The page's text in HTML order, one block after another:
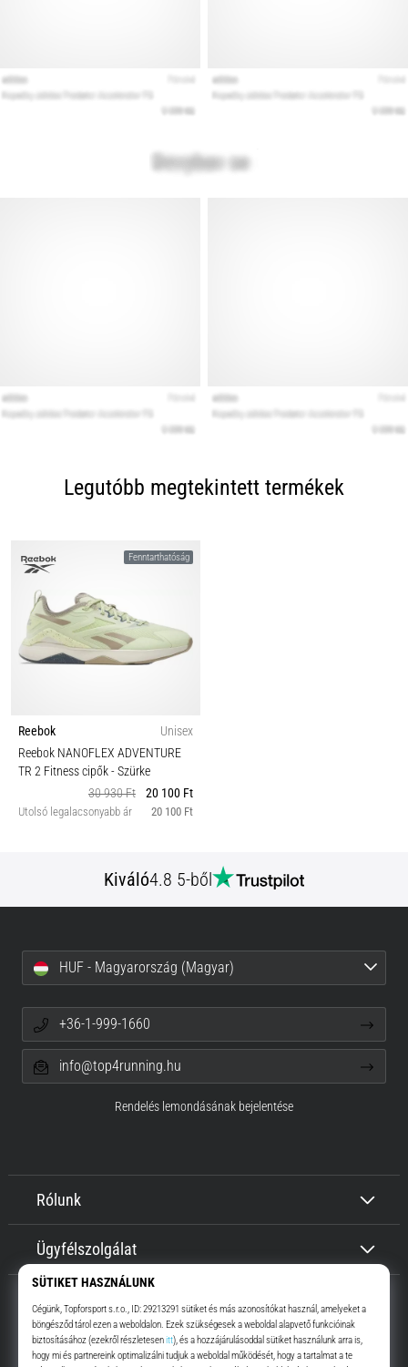
Legutóbb megtekintett termékek
Fenntarthatóság
Reebok
Unisex
Reebok NANOFLEX ADVENTURE
TR 2 Fitness cipők- Szürke
30 930 Ft
20 100 Ft
Utolsó legalacsonyabb ár 20 100 Ft
Kiváló4.8 5-ből
Rólunk
Ügyfélszolgálat
HUF - Magyarország (Magyar)
+36-1-999-1660
info@top4running.hu
Rendelés lemondásának bejelentése